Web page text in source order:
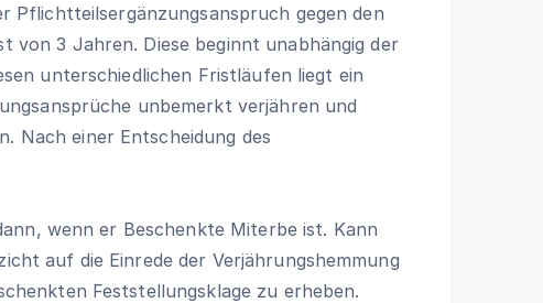
Pflichtteilsergänzungsanspruch gegen den
von 3 Jahren. Diese beginnt unabhängig der
unterschiedlichen Fristläufen liegt ein
unbemerkt verjähren und
Nach einer Entscheidung des
wenn er Beschenkte Miterbe ist. Kann
auf die Einrede der Verjährungshemmung
Feststellungsklage zu erheben.